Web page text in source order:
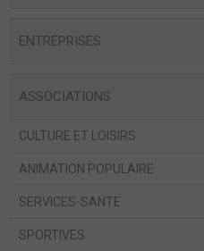
ENTREPRISES
ASSOCIATIONS
CULTURE ET LOISIRS
ANIMATION POPULAIRE
SERVICES-SANTE
SPORTIVES